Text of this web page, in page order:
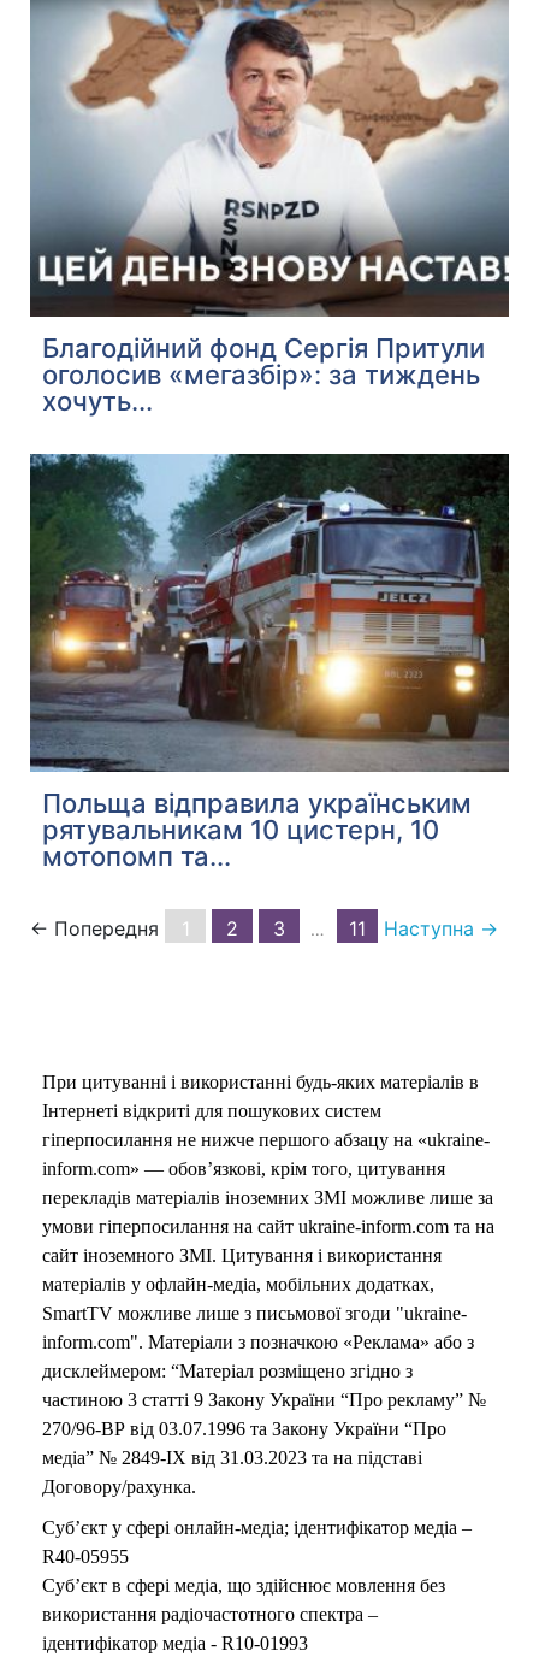
Благодійний фонд Сергія Притули
оголосив «мегазбір»: за тиждень
хочуть...
Польща відправила українським
рятувальникам 10 цистерн, 10
мотопомп та...
← Попередня 1 2 3 … 11 Наступна →
При цитуванні і використанні будь-яких матеріалів в
Інтернеті відкриті для пошукових систем
гіперпосилання не нижче першого абзацу на «ukraine-
inform.com» — обов’язкові, крім того, цитування
перекладів матеріалів іноземних ЗМІ можливе лише за
умови гіперпосилання на сайт ukraine-inform.com та на
сайт іноземного ЗМІ. Цитування і використання
матеріалів у офлайн-медіа, мобільних додатках,
SmartTV можливе лише з письмової згоди "ukraine-
inform.com". Матеріали з позначкою «Реклама» або з
дисклеймером: “Матеріал розміщено згідно з
частиною 3 статті 9 Закону України “Про рекламу” №
270/96-ВР від 03.07.1996 та Закону України “Про
медіа” № 2849-IX від 31.03.2023 та на підставі
Договору/рахунка.
Суб’єкт у сфері онлайн-медіа; ідентифікатор медіа –
R40-05955
Суб’єкт в сфері медіа, що здійснює мовлення без
використання радіочастотного спектра –
ідентифікатор медіа - R10-01993